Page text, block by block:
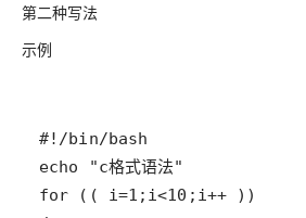
第二种写法
示例